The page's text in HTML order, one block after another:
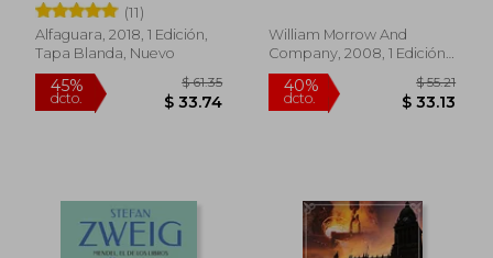
(11)
Alfaguara, 2018, 1 Edición,
Tapa Blanda, Nuevo
William Morrow And
Company, 2008, 1 Edición,
Tapa Blanda, Nuevo